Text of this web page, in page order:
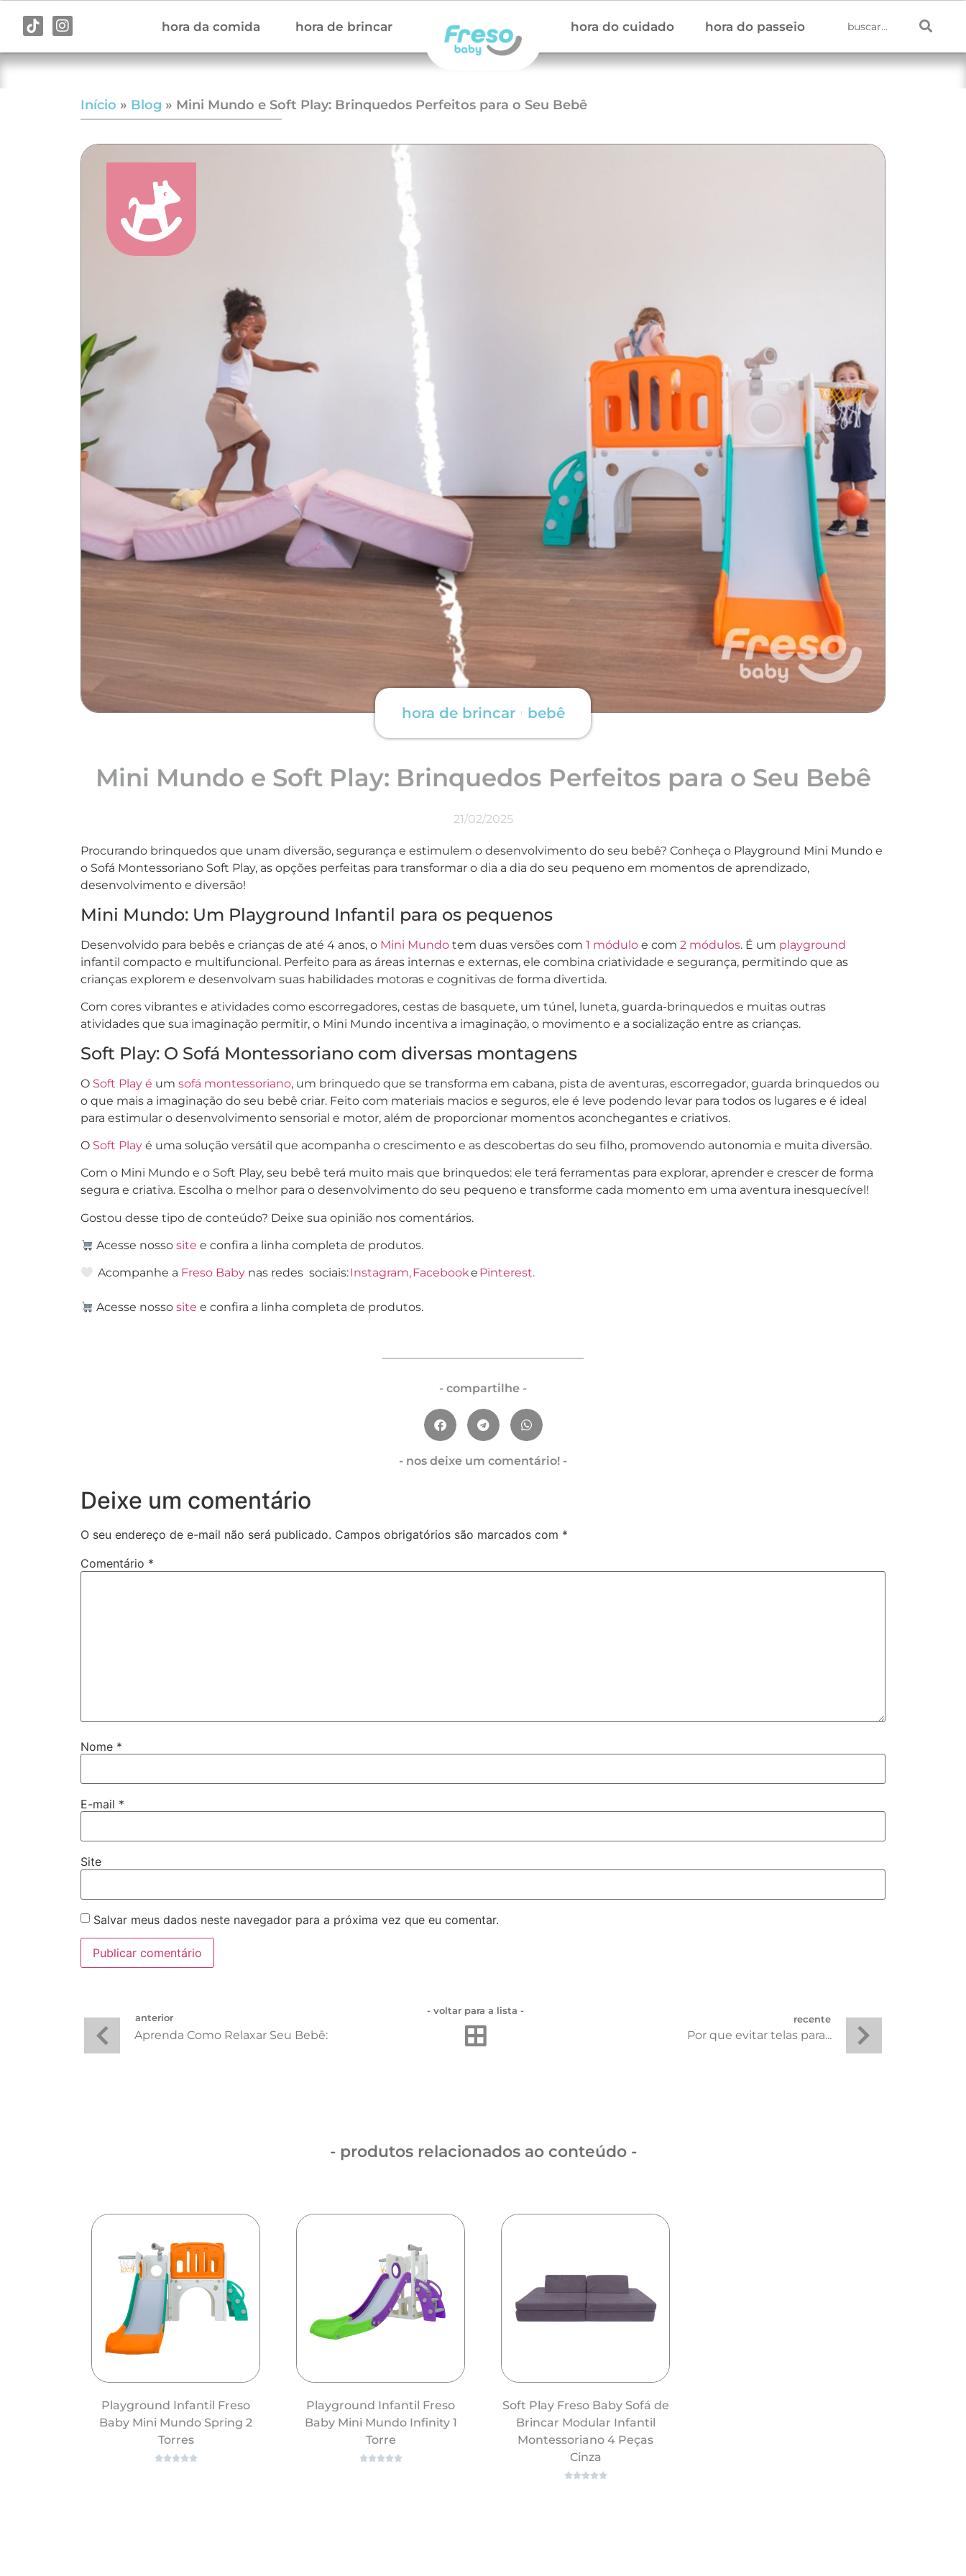
hora da comida hora de brincar hora do cuidado hora do passeio
Início » Blog » Mini Mundo e Soft Play: Brinquedos Perfeitos para o Seu Bebê
hora de brincar bebê
Mini Mundo e Soft Play: Brinquedos Perfeitos para o Seu Bebê
21/02/2025
Procurando brinquedos que unam diversão, segurança e estimulem o desenvolvimento do seu bebê? Conheça o Playground Mini Mundo e
o Sofá Montessoriano Soft Play, as opções perfeitas para transformar o dia a dia do seu pequeno em momentos de aprendizado,
desenvolvimento e diversão!
Mini Mundo: Um Playground Infantil para os pequenos
Desenvolvido para bebês e crianças de até 4 anos, o Mini Mundo tem duas versões com 1 módulo e com 2 módulos. É um playground
infantil compacto e multifuncional. Perfeito para as áreas internas e externas, ele combina criatividade e segurança, permitindo que as
crianças explorem e desenvolvam suas habilidades motoras e cognitivas de forma divertida.
Com cores vibrantes e atividades como escorregadores, cestas de basquete, um túnel, luneta, guarda-brinquedos e muitas outras
atividades que sua imaginação permitir, o Mini Mundo incentiva a imaginação, o movimento e a socialização entre as crianças.
Soft Play: O Sofá Montessoriano com diversas montagens
O Soft Play é um sofá montessoriano, um brinquedo que se transforma em cabana, pista de aventuras, escorregador, guarda brinquedos ou
o que mais a imaginação do seu bebê criar. Feito com materiais macios e seguros, ele é leve podendo levar para todos os lugares e é ideal
para estimular o desenvolvimento sensorial e motor, além de proporcionar momentos aconchegantes e criativos.
O Soft Play é uma solução versátil que acompanha o crescimento e as descobertas do seu filho, promovendo autonomia e muita diversão.
Com o Mini Mundo e o Soft Play, seu bebê terá muito mais que brinquedos: ele terá ferramentas para explorar, aprender e crescer de forma
segura e criativa. Escolha o melhor para o desenvolvimento do seu pequeno e transforme cada momento em uma aventura inesquecível!
Gostou desse tipo de conteúdo? Deixe sua opinião nos comentários.
Acesse nossosite e confira a linha completa de produtos.
Acompanhe a Freso Baby nas redes sociais:Instagram,Facebooke Pinterest.
Acesse nossosite e confira a linha completa de produtos.
- compartilhe -
- nos deixe um comentário! -
Deixe um comentário
O seu endereço de e-mail não será publicado. Campos obrigatórios são marcados com *
Comentário *
Nome *
E-mail *
Site
Salvar meus dados neste navegador para a próxima vez que eu comentar.
Aprenda Como Relaxar Seu Bebê: Por que evitar telas para...
- voltar para a lista -
anterior recente
- produtos relacionados ao conteúdo -
Playground Infantil Freso
Baby Mini Mundo Spring 2
Torres

Playground Infantil Freso
Baby Mini Mundo Infinity 1
Torre

Soft Play Freso Baby Sofá de
Brincar Modular Infantil
Montessoriano 4 Peças
Cinza
